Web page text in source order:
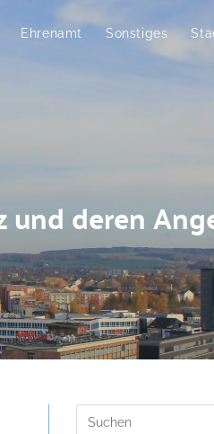
Ehrenamt Sonstiges
deren